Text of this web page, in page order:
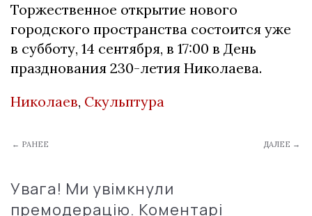
Торжественное открытие нового
городского пространства состоится уже
в субботу, 14 сентября, в 17:00 в День
празднования 230-летия Николаева.
Николаев, Скульптура
← РАНЕЕ ДАЛЕЕ →
Увага! Ми увімкнули
премодерацію. Коментарі